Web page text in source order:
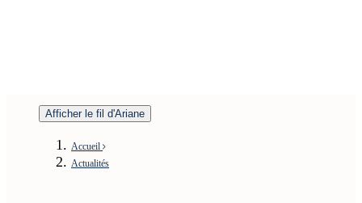
Afficher le fil d'Ariane
Accueil
Actualités